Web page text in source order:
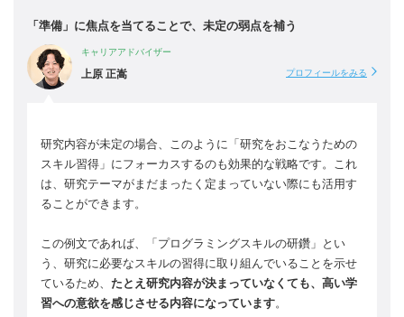
「準備」に焦点を当てることで、未定の弱点を補う
キャリアアドバイザー
上原 正嵩 プロフィールをみる
研究内容が未定の場合、このように「研究をおこなうための
スキル習得」にフォーカスするのも効果的な戦略です。これ
は、研究テーマがまだまったく定まっていない際にも活用す
ることができます。
この例文であれば、「プログラミングスキルの研鑽」とい
う、研究に必要なスキルの習得に取り組んでいることを示せ
ているため、 たとえ研究内容が決まっていなくても、高い学
習への意欲を感じさせる内容になっています。